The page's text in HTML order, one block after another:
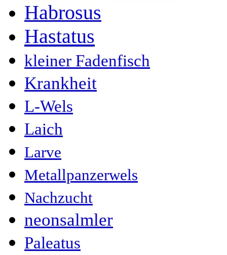
Habrosus
Hastatus
kleiner Fadenfisch
Krankheit
L-Wels
Laich
Larve
Metallpanzerwels
Nachzucht
neonsalmler
Paleatus